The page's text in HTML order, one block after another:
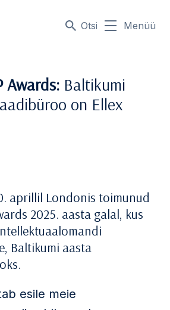
Otsi Menüü
Awards: Baltikumi
on Ellex
aprillil Londonis toimunud
2025. aasta galal, kus
Baltikumi aasta
esile meie